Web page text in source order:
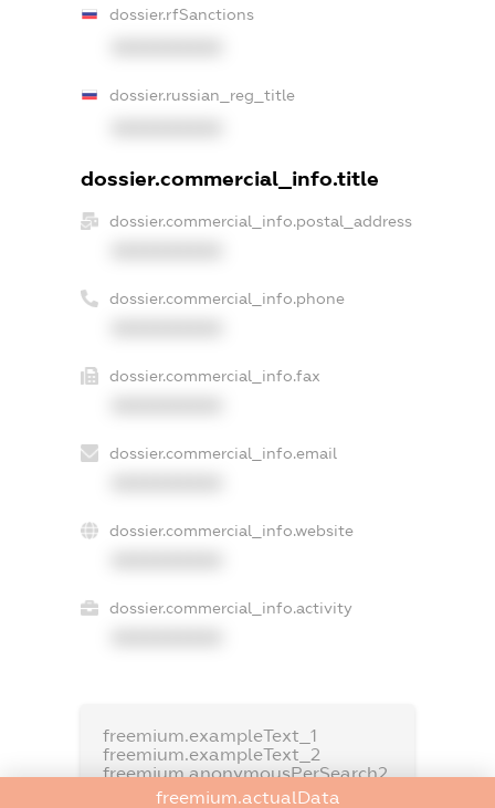
dossier.rfSanctions
dossier.russian_reg_title
dossier.commercial_info.title
dossier.commercial_info.postal_address
dossier.commercial_info.phone
dossier.commercial_info.fax
dossier.commercial_info.email
dossier.commercial_info.website
dossier.commercial_info.activity
freemium.exampleText_1
freemium.exampleText_2
freemium.anonymousPerSearch2
freemium.actualData